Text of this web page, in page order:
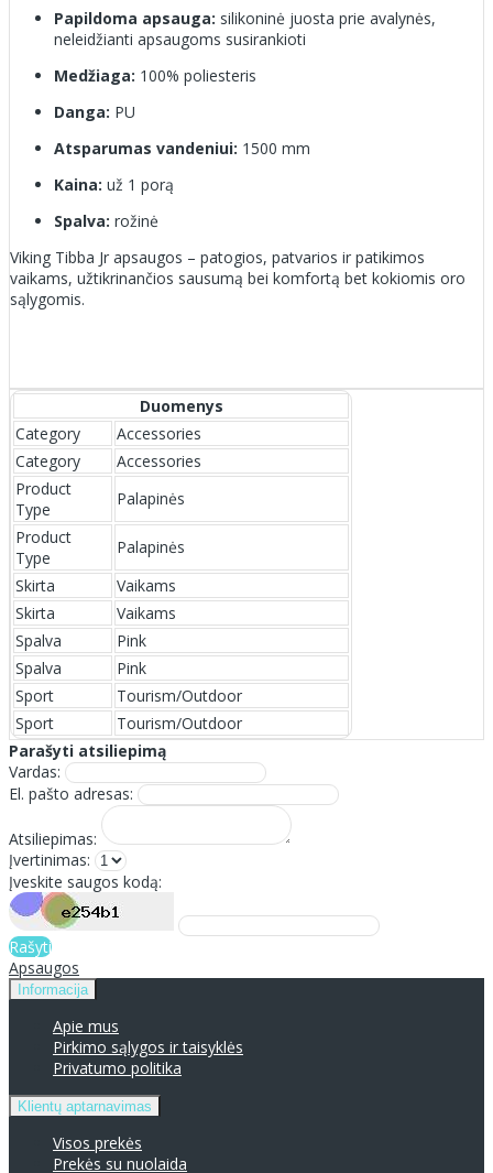
Papildoma apsauga: silikoninė juosta prie avalynės,
neleidžianti apsaugoms susirankioti
Medžiaga: 100% poliesteris
Danga: PU
Atsparumas vandeniui: 1500 mm
Kaina: už 1 porą
Spalva: rožinė
Viking Tibba Jr apsaugos – patogios, patvarios ir patikimos
vaikams, užtikrinančios sausumą bei komfortą bet kokiomis oro
sąlygomis.
Duomenys
Category
Accessories
Category
Accessories
Product
Type
Palapinės
Product
Type
Palapinės
Skirta
Vaikams
Skirta
Vaikams
Spalva
Pink
Spalva
Pink
Sport
Tourism/Outdoor
Sport
Tourism/Outdoor
Parašyti atsiliepimą
Vardas:
El. pašto adresas:
Atsiliepimas:
Įvertinimas:
Įveskite saugos kodą:
Rašyti
Apsaugos
Informacija
Apie mus
Pirkimo sąlygos ir taisyklės
Privatumo politika
Klientų aptarnavimas
Visos prekės
Prekės su nuolaida